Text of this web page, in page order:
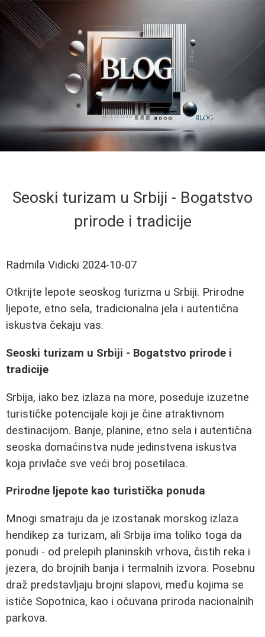
Seoski turizam u Srbiji - Bogatstvo
prirode i tradicije
Radmila Vidicki 2024-10-07
Otkrijte lepote seoskog turizma u Srbiji. Prirodne
ljepote, etno sela, tradicionalna jela i autentična
iskustva čekaju vas.
Seoski turizam u Srbiji - Bogatstvo prirode i
tradicije
Srbija, iako bez izlaza na more, poseduje izuzetne
turističke potencijale koji je čine atraktivnom
destinacijom. Banje, planine, etno sela i autentična
seoska domaćinstva nude jedinstvena iskustva
koja privlače sve veći broj posetilaca.
Prirodne ljepote kao turistička ponuda
Mnogi smatraju da je izostanak morskog izlaza
hendikep za turizam, ali Srbija ima toliko toga da
ponudi - od prelepih planinskih vrhova, čistih reka i
jezera, do brojnih banja i termalnih izvora. Posebnu
draž predstavljaju brojni slapovi, među kojima se
ističe Sopotnica, kao i očuvana priroda nacionalnih
parkova.